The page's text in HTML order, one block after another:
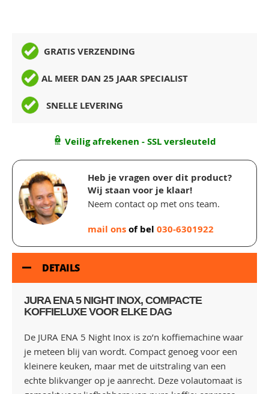
GRATIS VERZENDING
AL MEER DAN 25 JAAR SPECIALIST
SNELLE LEVERING
Veilig afrekenen - SSL versleuteld
Heb je vragen over dit product?
Wij staan voor je klaar!
Neem contact op met ons team.
mail onsof bel 030-6301922
DETAILS
JURA ENA 5 NIGHT INOX, COMPACTE
KOFFIELUXE VOOR ELKE DAG
De JURA ENA 5 Night Inox is zo’n koffiemachine waar
je meteen blij van wordt. Compact genoeg voor een
kleinere keuken, maar met de uitstraling van een
echte blikvanger op je aanrecht. Deze volautomaat is